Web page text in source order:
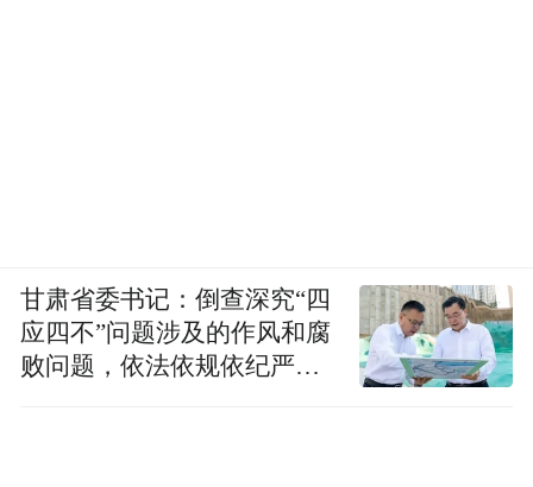
甘肃省委书记：倒查深究“四
应四不”问题涉及的作风和腐
败问题，依法依规依纪严肃